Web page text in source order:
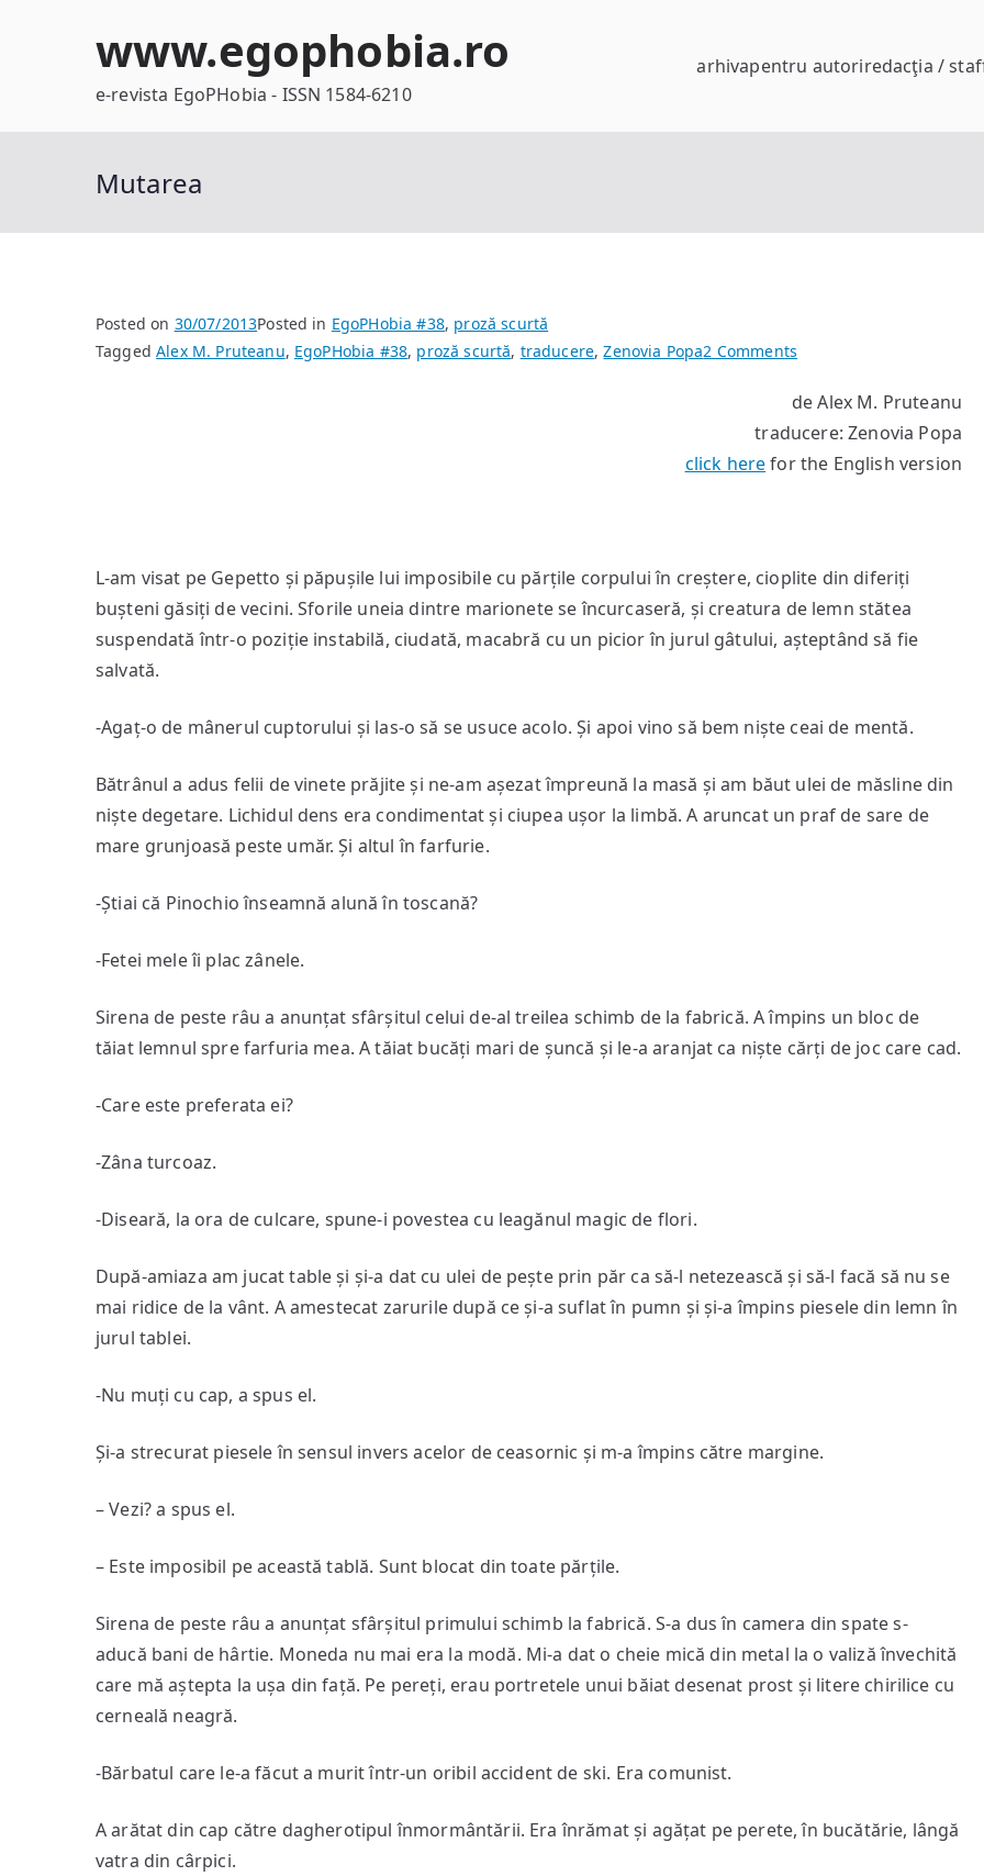
www.egophobia.ro
e-revista EgoPHobia - ISSN 1584-6210
arhivapentru autoriredacţia /
Mutarea
Posted on 30/07/2013Posted in EgoPHobia #38, proză scurtă
TaggedAlex M. Pruteanu, EgoPHobia #38, proză scurtă, traducere,Zenovia Popa2 Comments
de Alex M. Pruteanu
traducere: Zenovia Popa
click herefor the English version
L-am visat pe Gepetto și păpușile lui imposibile cu părțile corpului în creștere, cioplite din diferiți
bușteni găsiți de vecini. Sforile uneia dintre marionete se încurcaseră, și creatura de lemn stătea
suspendată într-o poziție instabilă, ciudată, macabră cu un picior în jurul gâtului, așteptând să fie
salvată.
-Agaț-o de mânerul cuptorului și las-o să se usuce acolo. Și apoi vino să bem niște ceai de mentă.
Bătrânul a adus felii de vinete prăjite și ne-am așezat împreună la masă și am băut ulei de măsline din
niște degetare. Lichidul dens era condimentat și ciupea ușor la limbă. A aruncat un praf de sare de
mare grunjoasă peste umăr. Și altul în farfurie.
-Știai că Pinochio înseamnă alună în toscană?
-Fetei mele îi plac zânele.
Sirena de peste râu a anunțat sfârșitul celui de-al treilea schimb de la fabrică. A împins un bloc de
tăiat lemnul spre farfuria mea. A tăiat bucăți mari de șuncă și le-a aranjat ca niște cărți de joc care cad.
-Care este preferata ei?
-Zâna turcoaz.
-Diseară, la ora de culcare, spune-i povestea cu leagănul magic de flori.
După-amiaza am jucat table și și-a dat cu ulei de pește prin păr ca să-l netezească și să-l facă să nu se
mai ridice de la vânt. A amestecat zarurile după ce și-a suflat în pumn și și-a împins piesele din lemn în
jurul tablei.
-Nu muți cu cap, a spus el.
Și-a strecurat piesele în sensul invers acelor de ceasornic și m-a împins către margine.
– Vezi? a spus el.
– Este imposibil pe această tablă. Sunt blocat din toate părțile.
Sirena de peste râu a anunțat sfârșitul primului schimb la fabrică. S-a dus în camera din spate s-
aducă bani de hârtie. Moneda nu mai era la modă. Mi-a dat o cheie mică din metal la o valiză învechită
care mă aștepta la ușa din față. Pe pereți, erau portretele unui băiat desenat prost și litere chirilice cu
cerneală neagră.
-Bărbatul care le-a făcut a murit într-un oribil accident de ski. Era comunist.
A arătat din cap către dagherotipul înmormântării. Era înrămat și agățat pe perete, în bucătărie, lângă
vatra din cârpici.